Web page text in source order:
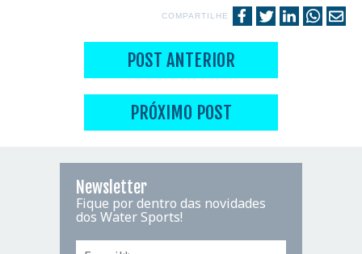
COMPARTILHE
POST ANTERIOR
PRÓXIMO POST
Newsletter
Fique por dentro das novidades
dos Water Sports!